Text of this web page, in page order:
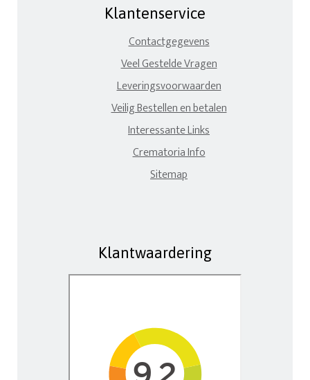
Klantenservice
Contactgegevens
Veel Gestelde Vragen
Leveringsvoorwaarden
Veilig Bestellen en betalen
Interessante Links
Crematoria Info
Sitemap
Klantwaardering